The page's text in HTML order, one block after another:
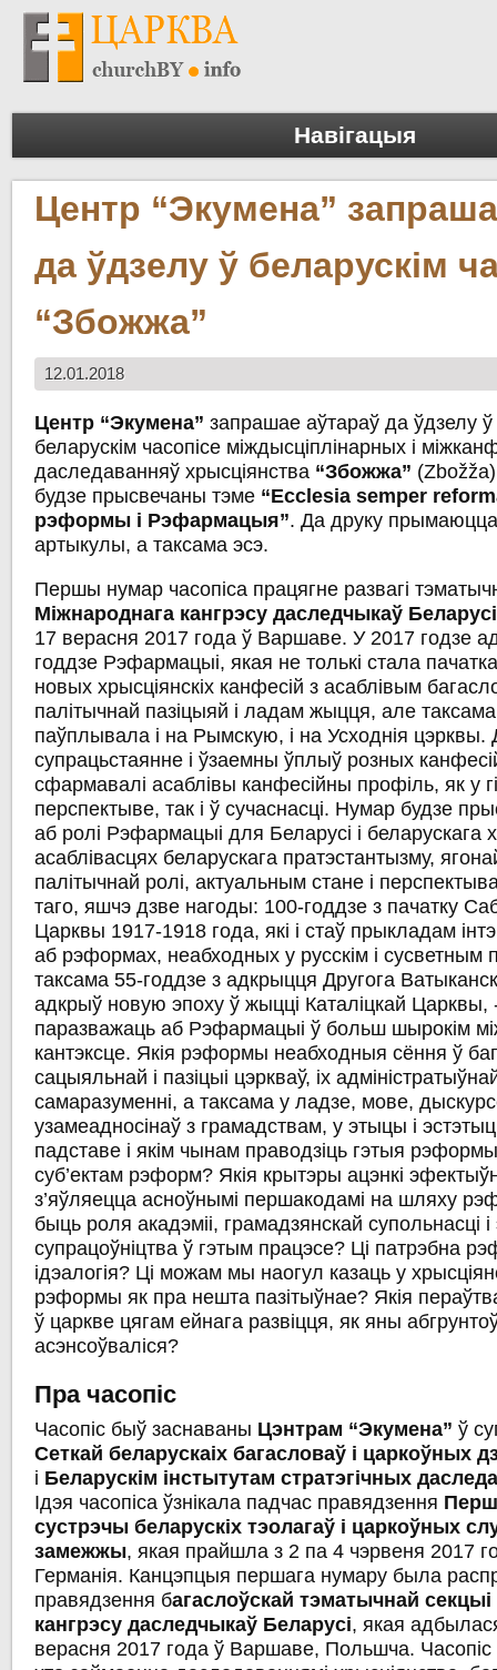
Навігацыя
Центр “Экумена”
да ўдзелу ў беларускім
“Збожжа”
12.01.2018
Центр “Экумена” запрашае аўтараў да ўдзелу ў
беларускім часопісе міждысціплінарных і
даследаванняў хрысціянства “Збожжа”
будзе прысвечаны тэме “Ecclesia semper
рэформы і Рэфармацыя”. Да друку прымаюцца
артыкулы, а таксама эсэ.
Першы нумар часопіса працягне развагі
Міжнароднага кангрэсу даследчыкаў Беларусі
17 верасня 2017 года ў Варшаве. У 2017 годзе
годдзе Рэфармацыі, якая не толькі стала
новых хрысціянскіх канфесій з асаблівым
палітычнай пазіцыяй і ладам жыцця, але таксама
паўплывала і на Рымскую, і на Усходнія цэрквы.
супрацьстаянне і ўзаемны ўплыў розных
сфармавалі асаблівы канфесійны профіль, як у
перспектыве, так і ў сучаснасці. Нумар будзе
аб ролі Рэфармацыі для Беларусі і беларускага
асаблівасцях беларускага пратэстантызму,
палітычнай ролі, актуальным стане і
таго, яшчэ дзве нагоды: 100-годдзе з пачатку
Царквы 1917-1918 года, які і стаў прыкладам
аб рэформах, неабходных у русскім і сусветным
таксама 55-годдзе з адкрыцця Другога
адкрыў новую эпоху ў жыцці Каталіцкай Царквы,
паразважаць аб Рэфармацыі ў больш шырокім
кантэксце. Якія рэформы неабходныя сёння ў
сацыяльнай і пазіцыі цэркваў, іх
самаразуменні, а таксама у ладзе, мове,
узамеадносінаў з грамадствам, у этыцы і
падставе і якім чынам праводзіць гэтыя
суб’ектам рэформ? Якія крытэры ацэнкі
з’яўляецца асноўнымі першакодамі на шляху
быць роля акадэміі, грамадзянскай супольнасці і
супрацоўніцтва ў гэтым працэсе? Ці патрэбна
ідэалогія? Ці можам мы наогул казаць у
рэформы як пра нешта пазітыўнае? Якія
ў царкве цягам ейнага развіцця, як яны
асэнсоўваліся?
Пра часопіс
Часопіс быў заснаваны Цэнтрам “Экумена” ў
Сеткай беларускаіх багасловаў і царкоўных
і Беларускім інстытутам стратэгічных
Ідэя часопіса ўзнікала падчас правядзення
сустрэчы беларускіх тэолагаў і царкоўных
замежжы, якая прайшла з 2 па 4 чэрвеня 2017
Германія. Канцэпцыя першага нумару была
правядзення багаслоўскай тэматычнай секцыі
кангрэсу даследчыкаў Беларусі, якая
верасня 2017 года ў Варшаве, Польшча. Часопіс